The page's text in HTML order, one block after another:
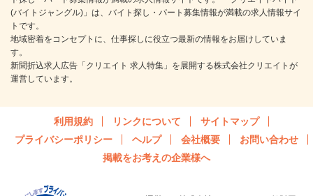
(バイトジャングル)」は、バイト探し・パート募集情報が満載の求人情報サイ
トです。
地域密着をコンセプトに、仕事探しに役立つ最新の情報をお届けしていま
す。
新聞折込求人広告「クリエイト 求人特集」を展開する株式会社クリエイトが
運営しています。
利用規約 リンクについて
サイトマップ
プライバシーポリシー
ヘルプ 会社概要
お問い合わせ
掲載をお考えの企業様へ